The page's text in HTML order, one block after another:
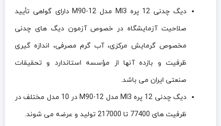
دیگ چدنی 12 پره MI3 مدل M90-12 دارای گواهی تأیید
صلاحیت آزمایشگاه در خصوص آزمون دیگ های چدنی
مخصوص گرمایش مرکزی، آب گرم مصرفی، اندازه گیری
ظرفیت و بازده آنها از مؤسسه استاندارد و تحقیقات
صنعتی ایران می باشد.
دیگ چدنی 12 پره MI3 مدل M90-12 در 10 مدل مختلف در
ظرفیت های 77400 تا 217000 تولید و عرضه می شوند.